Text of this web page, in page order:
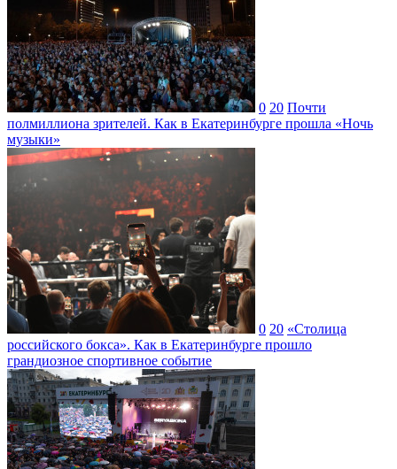
0 20 Почти
полмиллиона зрителей. Как в Екатеринбурге прошла «Ночь
музыки»
0 20 «Столица
российского бокса». Как в Екатеринбурге прошло
грандиозное спортивное событие